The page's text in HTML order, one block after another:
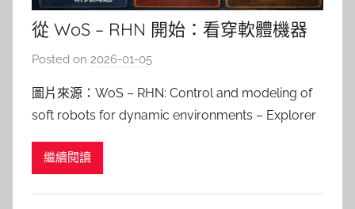
從 WoS – RHN 開始：看穿軟體機器
人研究生最常踩的三個研究坑
Posted on 2026-01-05
柯
文
圖片來源：WoS – RHN: Control and modeling of
soft robots for dynamic environments – Explorer
了軟體機器人動態環境控制研究中，哪
繼續閱讀